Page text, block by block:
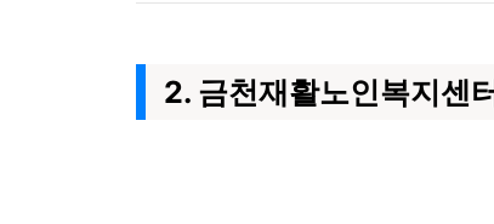
2. 금천재활노인복지센